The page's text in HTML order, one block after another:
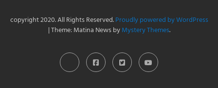
copyright 2020. All Rights Reserved.Proudly powered by WordPress
|Theme: Matina News byMystery Themes.